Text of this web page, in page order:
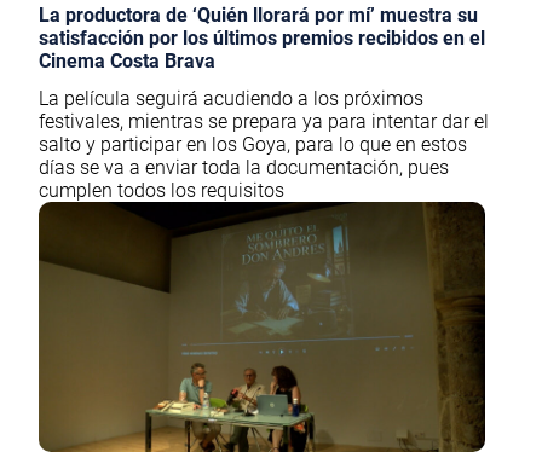
La productora de ‘Quién llorará por mí’ muestra su
satisfacción por los últimos premios recibidos en el
Cinema Costa Brava
La película seguirá acudiendo a los próximos
festivales, mientras se prepara ya para intentar dar el
salto y participar en los Goya, para lo que en estos
días se va a enviar toda la documentación, pues
cumplen todos los requisitos